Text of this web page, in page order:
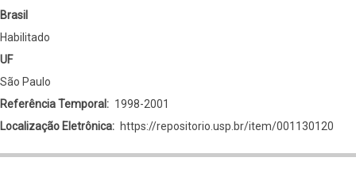
Brasil
Habilitado
UF
São Paulo
Referência Temporal
1998-2001
Localização Eletrônica
https://repositorio.usp.br/item/001130120